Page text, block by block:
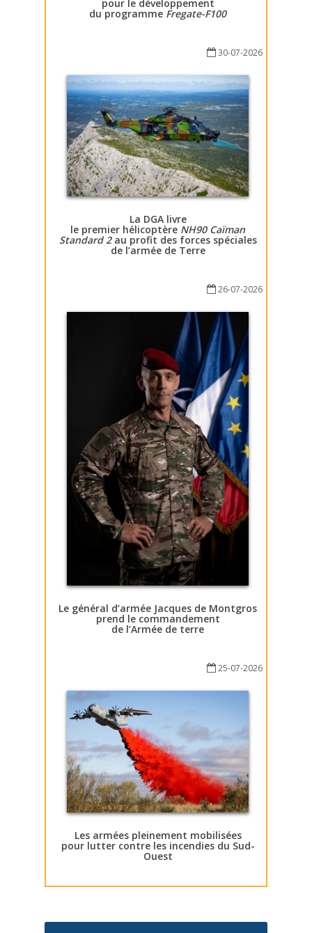
pour le développement
du programme Fregate-F100
30-07-2026
La DGA livre
le premier hélicoptère NH90 Caïman
Standard 2au profit des forces spéciales
de l’armée de Terre
26-07-2026
Le général d’armée Jacques de Montgros
prend le commandement
de l’Armée de terre
25-07-2026
Les armées pleinement mobilisées
pour lutter contre les incendies du Sud-
Ouest